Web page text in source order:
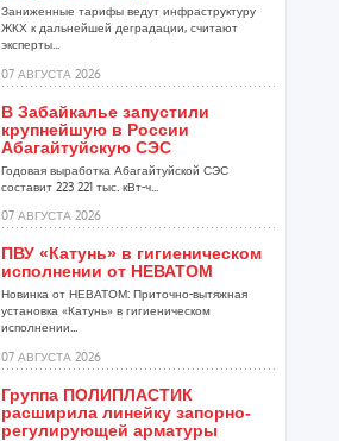
Заниженные тарифы ведут инфраструктуру
ЖКХ к дальнейшей деградации, считают
эксперты...
07 АВГУСТА 2026
В Забайкалье запустили
крупнейшую в России
Абагайтуйскую СЭС
Годовая выработка Абагайтуйской СЭС
составит 223 221 тыс. кВт-ч...
07 АВГУСТА 2026
ПВУ «Катунь» в гигиеническом
исполнении от НЕВАТОМ
Новинка от НЕВАТОМ: Приточно-вытяжная
установка «Катунь» в гигиеническом
исполнении...
07 АВГУСТА 2026
Группа ПОЛИПЛАСТИК
расширила линейку запорно-
регулирующей арматуры